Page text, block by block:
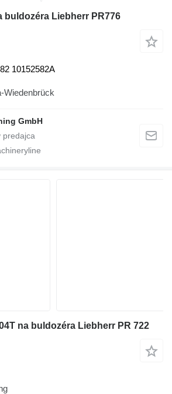
buldozéra Liebherr PR776
10152582A
Wiedenbrück
GmbH
na buldozéra Liebherr PR 722